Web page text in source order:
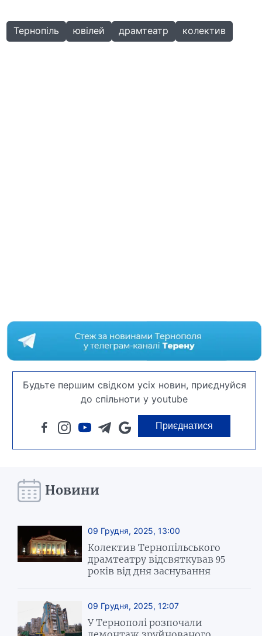
Тернопіль ювілей драмтеатр колектив
Будьте першим свідком усіх новин, приєднуйся
до спільноти у youtube
Приєднатися
Новини
09 Грудня, 2025, 13:00
Колектив Тернопільського
драмтеатру відсвяткував 95
років від дня заснування
09 Грудня, 2025, 12:07
У Тернополі розпочали